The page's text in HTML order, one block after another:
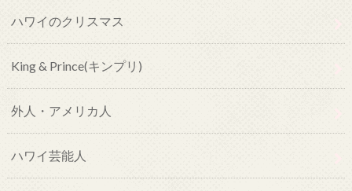
ハワイのクリスマス
King & Prince(キンプリ)
外人・アメリカ人
ハワイ芸能人